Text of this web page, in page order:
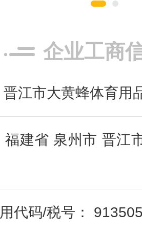
企业工商
江市大黄蜂体育用
福建省 泉州市 晋江
代码/税号：